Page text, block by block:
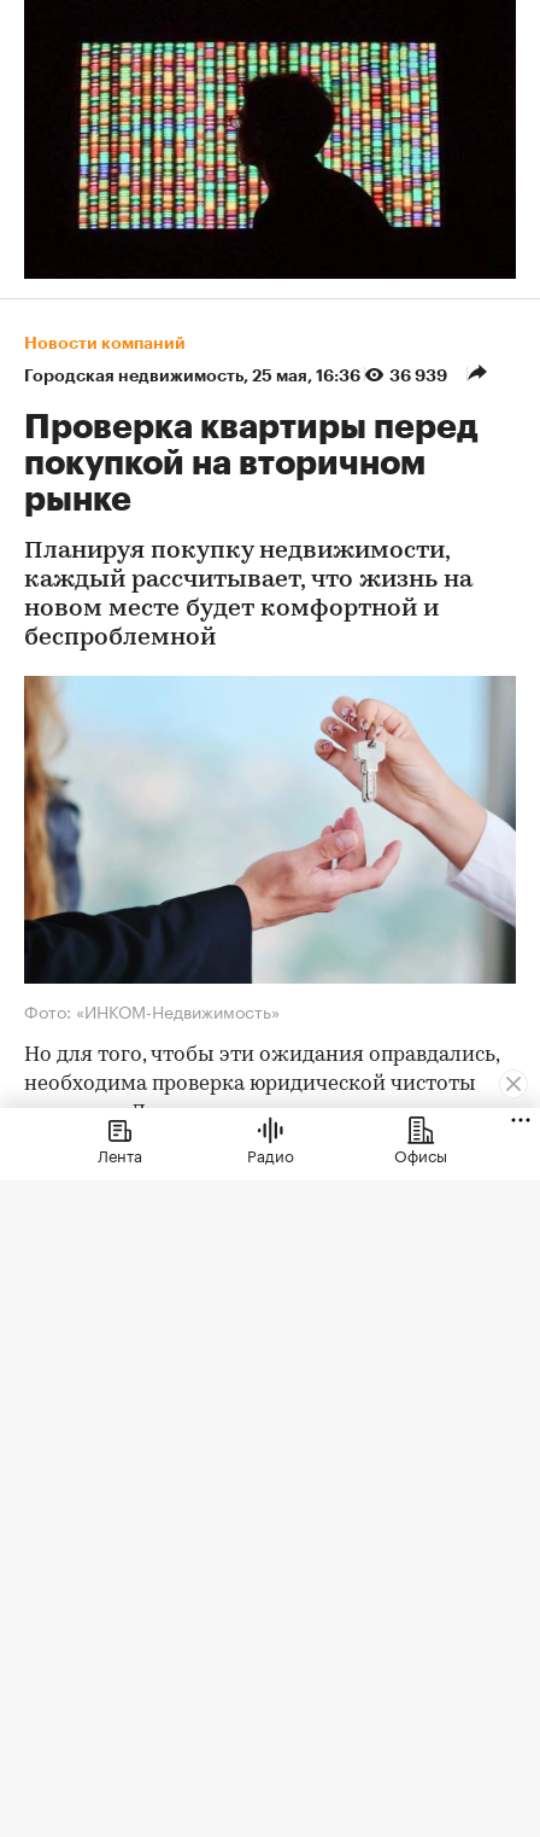
Новости компаний
Городская недвижимость⁠, 25 мая, 16:36 36 939
Проверка квартиры перед
покупкой на вторичном
рынке
Планируя покупку недвижимости,
каждый рассчитывает, что жизнь на
новом месте будет комфортной и
беспроблемной
Фото: «ИНКОМ-Недвижимость»
Но для того, чтобы эти ожидания оправдались,
необходима проверка юридической чистоты
квартиры. Для ее проведения существует
определенный чек-лист; давайте остановимся
на его основных пунктах. Итак, какие
Лента Радио Офисы